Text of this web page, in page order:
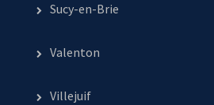
Sucy-en-Brie
Valenton
Villejuif